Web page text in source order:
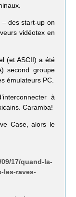
– des start-up on
vidéotex en
(et ASCII) a été
second groupe
émulateurs PC.
à
Caramba!
Case, alors le
17/quand-la-
les-raves-